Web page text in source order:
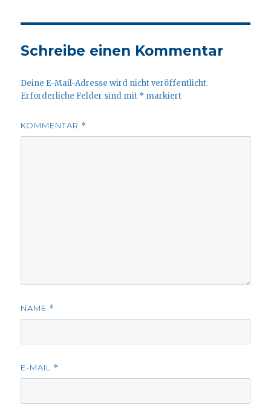
Schreibe einen Kommentar
Deine E-Mail-Adresse wird nicht veröffentlicht.
Erforderliche Felder sind mit * markiert
KOMMENTAR *
NAME *
E-MAIL *